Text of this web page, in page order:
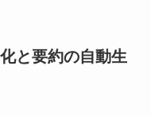
と要約の自動生